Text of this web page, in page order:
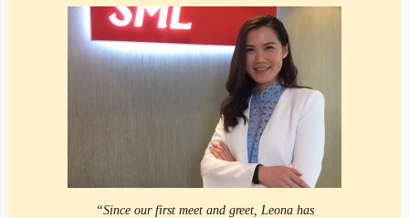
“Since our first meet and greet, Leona has